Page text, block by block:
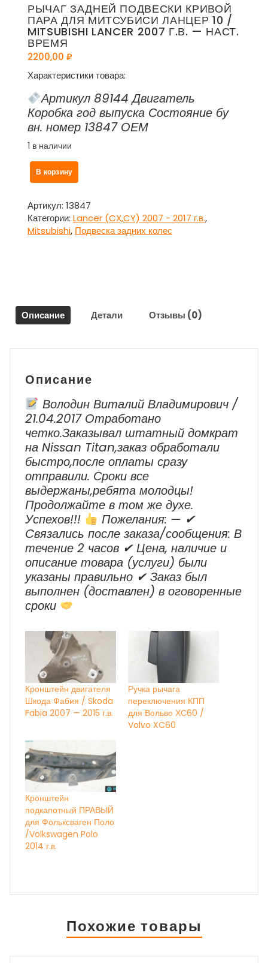
РЫЧАГ ЗАДНЕЙ ПОДВЕСКИ КРИВОЙ
ПАРА ДЛЯ МИТСУБИСИ ЛАНЦЕР 10 /
MITSUBISHI LANCER 2007 Г.В. — НАСТ.
ВРЕМЯ
2200,00 ₽
Характеристики товара:
Артикул 89144 Двигатель
Коробка год выпуска Состояние бу
вн. номер 13847 ОЕМ
1 в наличии
Количество
товара
задней
подвески
кривой
/
Mitsubishi
наст.
В корзину
Артикул: 13847
Категории: Lancer (CX,CY) 2007 - 2017 г.в.,
Mitsubishi, Подвеска задних колес
Описание Детали Отзывы (0)
Описание
Володин Виталий Владимирович /
21.04.2017 Отработано
четко.Заказывал штатный домкрат
на Nissan Titan,заказ обработали
быстро,после оплаты сразу
отправили. Сроки все
выдержаны,ребята молодцы!
Продолжайте в том же духе.
Успехов!!!
Пожелания: — ✔
Cвязались после заказа/сообщения: В
течение 2 часов ✔ Цена, наличие и
описание товара (услуги) были
указаны правильно ✔ Заказ был
выполнен (доставлен) в оговоренные
сроки
Кронштейн двигателя
Шкода Фабия / Skoda
Fabia 2007 — 2015 г.в.
Ручка рычага
переключения КПП
для Вольво ХС60 /
Volvo XC60
Кронштейн
подкапотный ПРАВЫЙ
для Фольксваген Поло
/Volkswagen Polo
2014 г.в.
Похожие товары